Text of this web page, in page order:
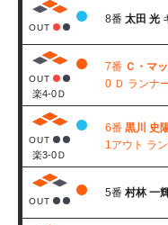
OUT
8番 太田 光
OUT
楽4-0Ｄ
7番 Ｃ・マ
0 Ｄ ランナ
OUT
楽3-0Ｄ
6番 黒川 史
1アウト ラ
OUT
5番 村林 一